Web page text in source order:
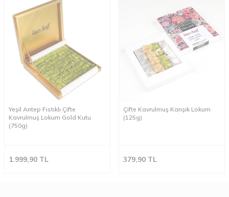
Yeşil Antep Fıstıklı Çifte
Kavrulmuş Lokum Gold Kutu
(750g)
1.999,90 TL
Çifte Kavrulmuş Karışık Lokum
(125g)
379,90 TL